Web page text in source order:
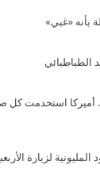
بأنه «غبي»
الطباطبائي
أميركا استخدمت كل
المليونية لزيارة